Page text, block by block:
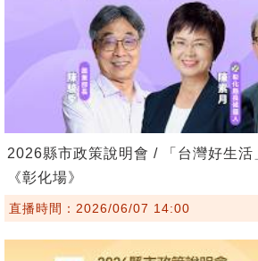
2026縣市政策說明會 / 「台灣好生活
《彰化場》
直播時間：2026/06/07 14:00